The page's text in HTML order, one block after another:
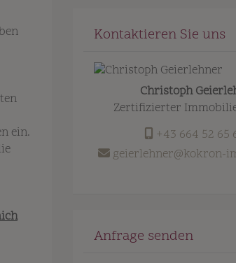
ein.
Kontaktieren Sie uns
Christoph
Zertifizierter
+43 664 52 65
geierlehner@kokron-
Anfrage senden